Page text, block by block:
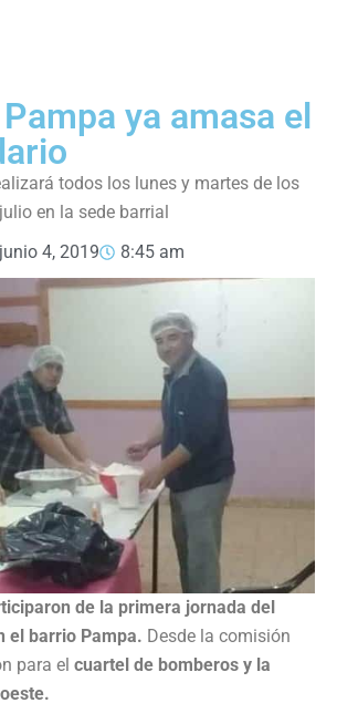
ya amasa el
todos los lunes y martes de los
en la sede barrial
junio 4, 2019 8:45 am
de la primera jornada del
el barrio Pampa. Desde la comisión
para el cuartel de bomberos y la